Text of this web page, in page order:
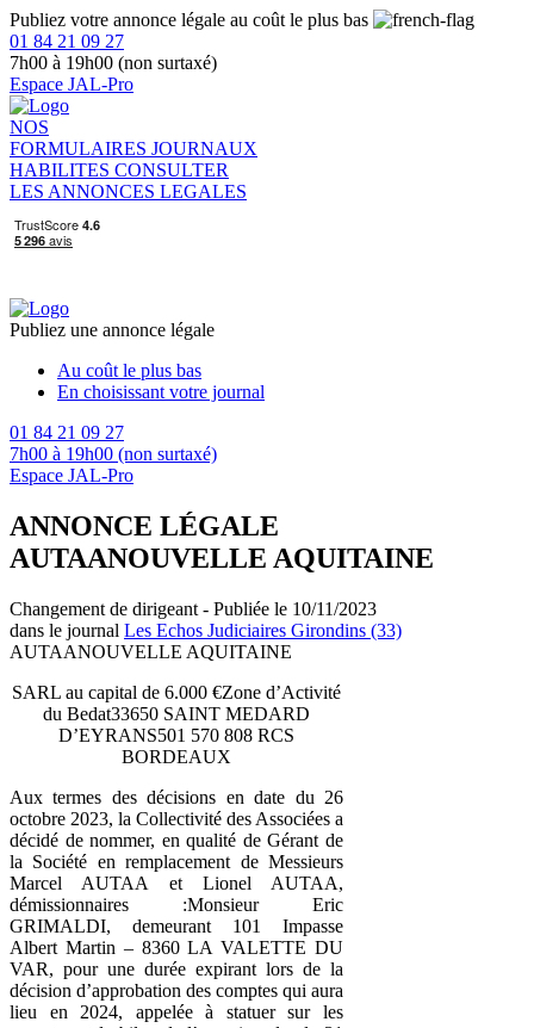
Publiez votre annonce légale au coût le plus bas
01 84 21 09 27
7h00 à 19h00 (non surtaxé)
Espace JAL-Pro
NOS
FORMULAIRES JOURNAUX
HABILITES CONSULTER
LES ANNONCES LEGALES
Publiez une annonce légale
Au coût le plus bas
En choisissant votre journal
01 84 21 09 27
7h00 à 19h00 (non surtaxé)
Espace JAL-Pro
ANNONCE LÉGALE
AUTAANOUVELLE AQUITAINE
Changement de dirigeant - Publiée le 10/11/2023
dans le journal Les Echos Judiciaires Girondins (33)
AUTAANOUVELLE AQUITAINE
SARL au capital de 6.000 €Zone d’Activité
du Bedat33650 SAINT MEDARD
D’EYRANS501 570 808 RCS
BORDEAUX
Aux termes des décisions en date du 26
octobre 2023, la Collectivité des Associées a
décidé de nommer, en qualité de Gérant de
la Société en remplacement de Messieurs
Marcel AUTAA et Lionel AUTAA,
démissionnaires :Monsieur Eric
GRIMALDI, demeurant 101 Impasse
Albert Martin – 8360 LA VALETTE DU
VAR, pour une durée expirant lors de la
décision d’approbation des comptes qui aura
lieu en 2024, appelée à statuer sur les